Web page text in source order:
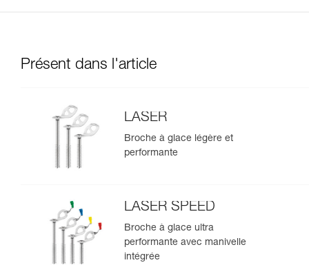
Présent dans l'article
LASER
Broche à glace légère et
performante
LASER SPEED
Broche à glace ultra
performante avec manivelle
intégrée